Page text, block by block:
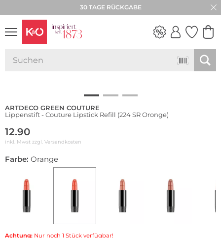
30 TAGE RÜCKGABE
ARTDECO GREEN COUTURE
Lippenstift - Couture Lipstick Refill (224 SR Oronge)
12.90
inkl. Mwst zzgl. Versandkosten
Farbe: Orange
Achtung: Nur noch 1 Stück verfügbar!